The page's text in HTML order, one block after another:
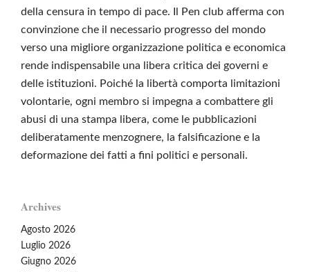
della censura in tempo di pace. Il Pen club afferma con
convinzione che il necessario progresso del mondo
verso una migliore organizzazione politica e economica
rende indispensabile una libera critica dei governi e
delle istituzioni. Poiché la libertà comporta limitazioni
volontarie, ogni membro si impegna a combattere gli
abusi di una stampa libera, come le pubblicazioni
deliberatamente menzognere, la falsificazione e la
deformazione dei fatti a fini politici e personali.
Archives
Agosto 2026
Luglio 2026
Giugno 2026